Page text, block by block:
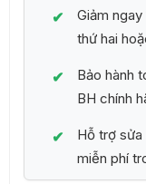
Giảm
thứ hai
Bảo hành
BH chính
Hỗ trợ
miễn phí